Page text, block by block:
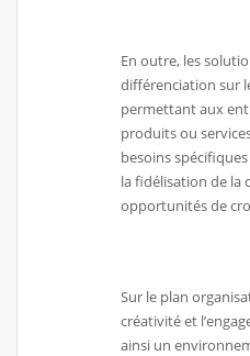
En outre, les
différenciation sur
permettant aux
produits ou
besoins
la fidélisation de la
opportunités de
Sur le plan
créativité et
ainsi un